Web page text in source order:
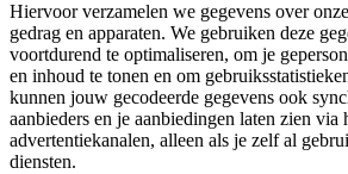
Hiervoor verzamelen we gegevens over
gedrag en apparaten. We gebruiken deze
voortdurend te optimaliseren, om je
en inhoud te tonen en om
kunnen jouw gecodeerde gegevens ook
aanbieders en je aanbiedingen laten zien via
advertentiekanalen, alleen als je zelf al
diensten.